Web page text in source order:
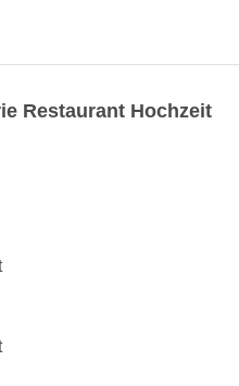
Restaurant Hochzeit